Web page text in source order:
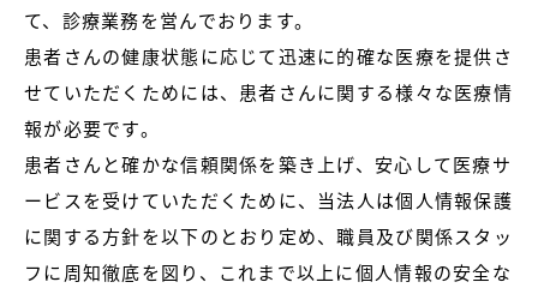
て、診療業務を営んでおります。
患者さんの健康状態に応じて迅速に的確な医療を提供さ
せていただくためには、患者さんに関する様々な医療情
報が必要です。
患者さんと確かな信頼関係を築き上げ、安心して医療サ
ービスを受けていただくために、当法人は個人情報保護
に関する方針を以下のとおり定め、職員及び関係スタッ
フに周知徹底を図り、これまで以上に個人情報の安全な